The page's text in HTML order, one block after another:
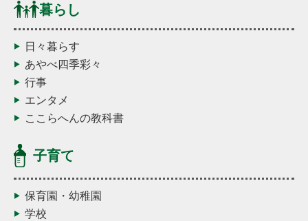
暮らし
日々暮らす
あやべ四季彩々
行事
エンタメ
ここらへんの教科書
子育て
保育園・幼稚園
学校